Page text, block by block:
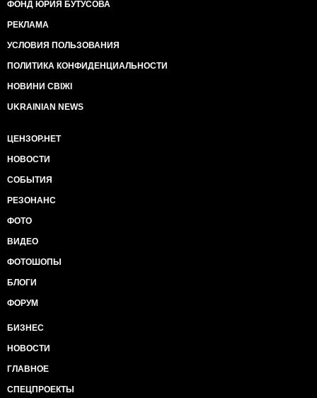
багатоквартирного будинку- це спільна власність
всіх мешканців будинку. Без згоди всіх власників,
опалення. Крім того, систему опалення
спроектовано з урахуванням того, що всі квартири
опалюються. В іншому випадку, підтримувати
нормальний температурний режим в квартирах
У меня в квартире жарко. Ночью мы спим с
открытыми окнами, даже при темпрературе -10. Т.е.
Чтобы в комнате было комфортно с закрытыми
окнами, и чтобы счетчик был эффективен, я
говоря, еще в прошлом году ЖЭК раздавал их
нужно. Теперь оказывается, что когда я создаю
комфортную температуру в квартире и
обкрадываю моих соседей, у которых нет счетчика и
которым назначены субсидии.
поста: Экономия в Украине будет караться законом!
Ибо нефиг!!!
Liza BOGUTSKAYA
ФОНД ЮРИЯ БУТУСОВА
РЕКЛАМА
УСЛОВИЯ ПОЛЬЗОВАНИЯ
ПОЛИТИКА КОНФИДЕНЦИАЛЬНОСТИ
НОВИНИ СВІЖІ
UKRAINIAN NEWS
ЦЕНЗОР.НЕТ
НОВОСТИ
СОБЫТИЯ
РЕЗОНАНС
ФОТО
ВИДЕО
ФОТОШОПЫ
БЛОГИ
ФОРУМ
БИЗНЕС
НОВОСТИ
ГЛАВНОЕ
СПЕЦПРОЕКТЫ